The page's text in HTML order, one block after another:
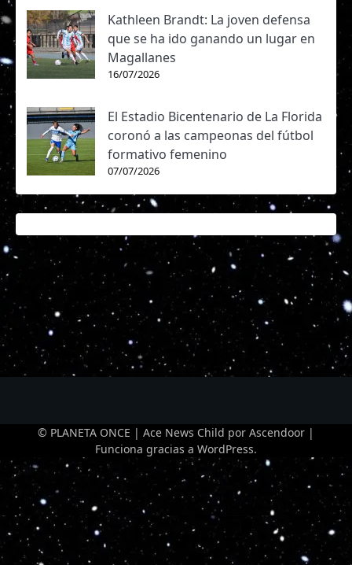
Kathleen Brandt: La joven defensa
que se ha ido ganando un lugar en
Magallanes
16/07/2026
El Estadio Bicentenario de La Florida
coronó a las campeonas del fútbol
formativo femenino
07/07/2026
© PLANETA ONCE | Ace News Child por Ascendoor |
Funciona gracias a WordPress.